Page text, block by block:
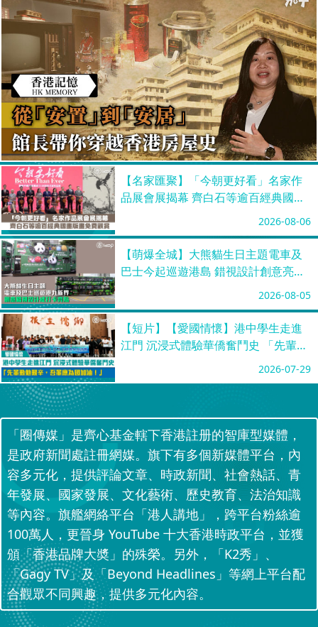
【名家匯聚】「今朝更好看」名家作
品展會展揭幕 齊白石等逾百經典國畫
2026-08-06
【萌爆全城】大熊貓生日主題電車及
巴士今起巡遊港島 錯視設計創意亮相
2026-08-05
【短片】【愛國情懷】港中學生走進
江門 沉浸式體驗華僑奮鬥史 「先輩勤
勉艱辛，吾輩應為國加油！」2026-07-29
「圈傳媒」是齊心基金轄下香港註册的智庫型媒體，
是政府新聞處註冊網媒。旗下有多個新媒體平台，內
容多元化，提供評論文章、時政新聞、社會熱話、青
年發展、國家發展、文化藝術、歷史教育、法治知識
等內容。旗艦網絡平台「港人講地」，跨平台粉絲逾
100萬人，更晉身 YouTube 十大香港時政平台，並獲
頒「香港品牌大奬」的殊榮。另外，「K2秀」、
「Gagy TV」及「Beyond Headlines」等網上平台配
合觀眾不同興趣，提供多元化內容。